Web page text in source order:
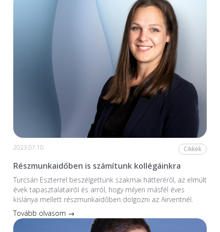
2023.07.10. Cikkek
Részmunkaidőben is számítunk kollégáinkra
Turcsán Eszterrel beszélgettünk szakmai hátteréről, az elmúlt
évek tapasztalatairól és arról, hogy milyen másfél éves
kislánya mellett részmunkaidőben dolgozni az Airventnél.
Tovább olvasom →